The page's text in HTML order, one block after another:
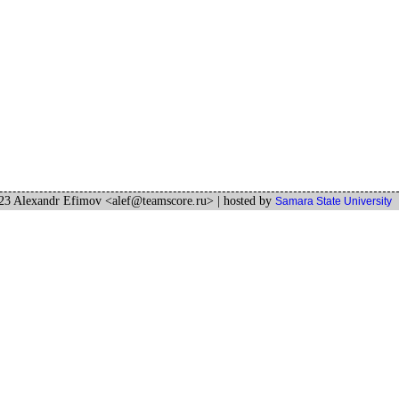
Alexandr Efimov <alef@teamscore ru> | hosted by Samara State University